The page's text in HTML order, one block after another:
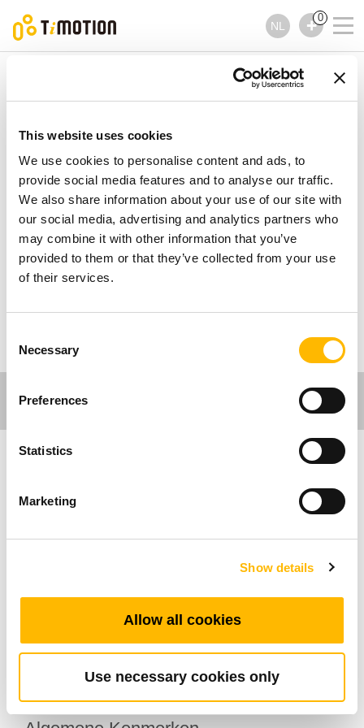
This website uses cookies
We use cookies to personalise content and ads, to
provide social media features and to analyse our traffic.
We also share information about your use of our site with
our social media, advertising and analytics partners who
may combine it with other information that you’ve
provided to them or that they’ve collected from your use
of their services.
Selection
Necessary
Preferences
Statistics
Marketing
Show details
Allow all cookies
Use necessary cookies only
NL
0
TDH12P Series
TDH12P Series
Handbedieningen
bureaus. Het stelt de gebruiker in staat om 4
worden met de Bluetooth-adapter TWD1
waardoor, dankzij de app "Stand up Pls", het
bureaublad op afstand bediend kan worden.